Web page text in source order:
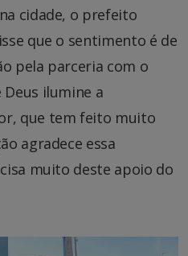
cidade, o prefeito
que o sentimento é de
pela parceria com o
Deus ilumine a
que tem feito muito
agradece essa
muito deste apoio do